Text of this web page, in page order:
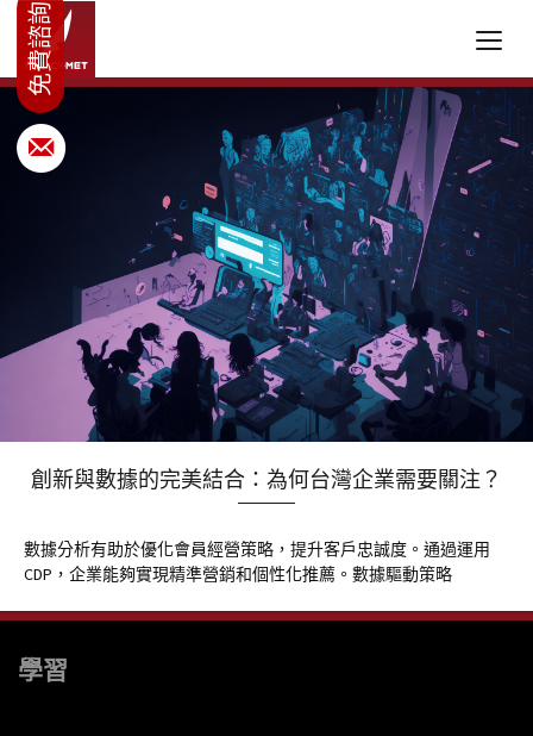
創新與數據的完美結合：為何台灣企業需要關注？
數據分析有助於優化會員經營策略，提升客戶忠誠度。通過運用
CDP，企業能夠實現精準營銷和個性化推薦。數據驅動策略
學習